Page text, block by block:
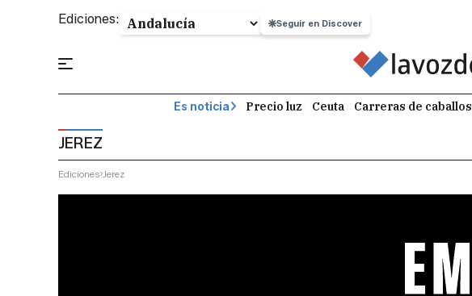
Ediciones: Seguir en Discover
Es noticia Precio luz Ceuta Carreras de caballos
JEREZ
Ediciones Jerez